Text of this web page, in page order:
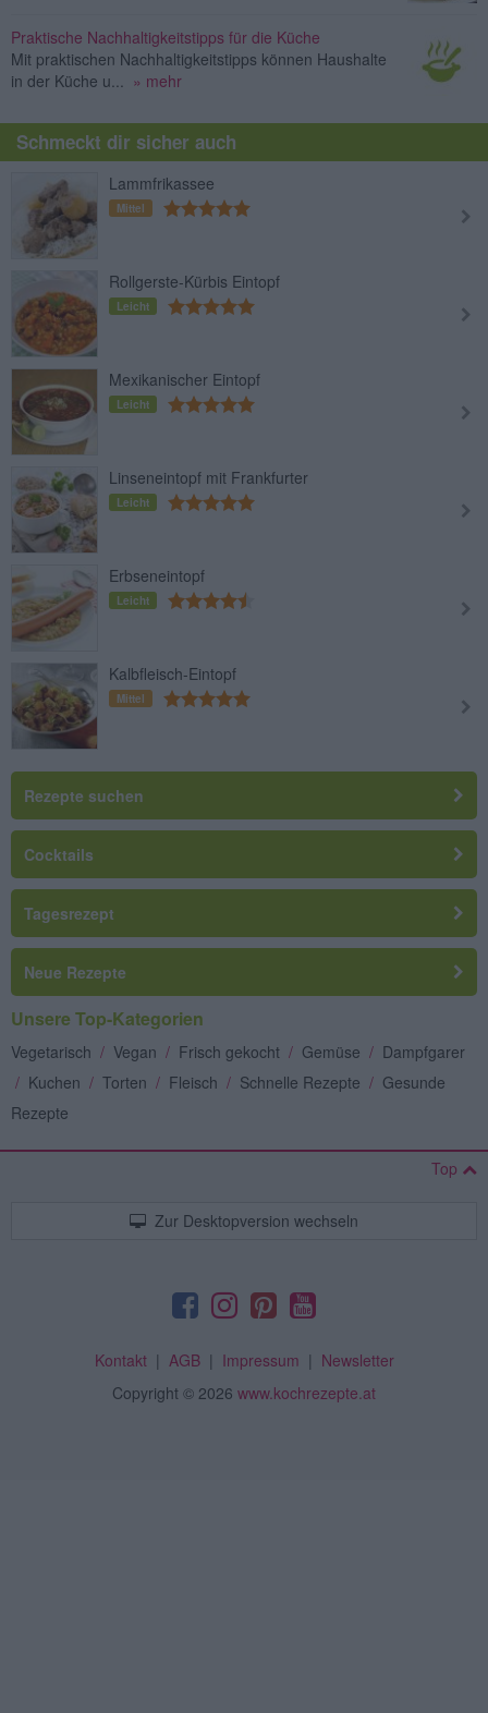
Praktische Nachhaltigkeitstipps für die Küche
Mit praktischen Nachhaltigkeitstipps können Haushalte
in der Küche u...
» mehr
Schmeckt dir sicher auch
Lammfrikassee
Mittel
Rollgerste-Kürbis Eintopf
Leicht
Mexikanischer Eintopf
Leicht
Linseneintopf mit Frankfurter
Leicht
Erbseneintopf
Leicht
Kalbfleisch-Eintopf
Mittel
Rezepte suchen
Cocktails
Tagesrezept
Neue Rezepte
Unsere Top-Kategorien
Vegetarisch / Vegan / Frisch gekocht / Gemüse / Dampfgarer
/ Kuchen / Torten / Fleisch / Schnelle Rezepte / Gesunde
Rezepte
Top
Zur Desktopversion wechseln
Kontakt| AGB| Impressum | Newsletter
Copyright © 2026 www.kochrezepte.at